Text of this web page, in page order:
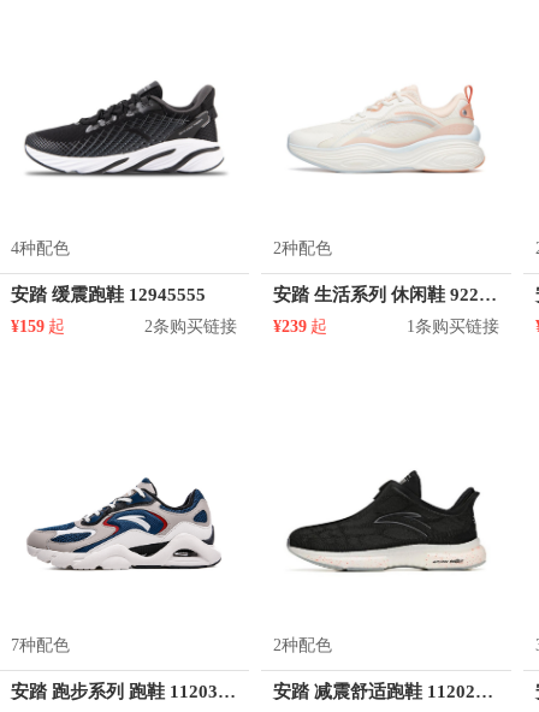
4种配色
安踏 缓震跑鞋 12945555
¥159 起 2条购买链接
2种配色
安踏 生活系列 休闲鞋 922128862
¥239 起 1条购买链接
7种配色
安踏 跑步系列 跑鞋 112035557
2种配色
安踏 减震舒适跑鞋 112025522